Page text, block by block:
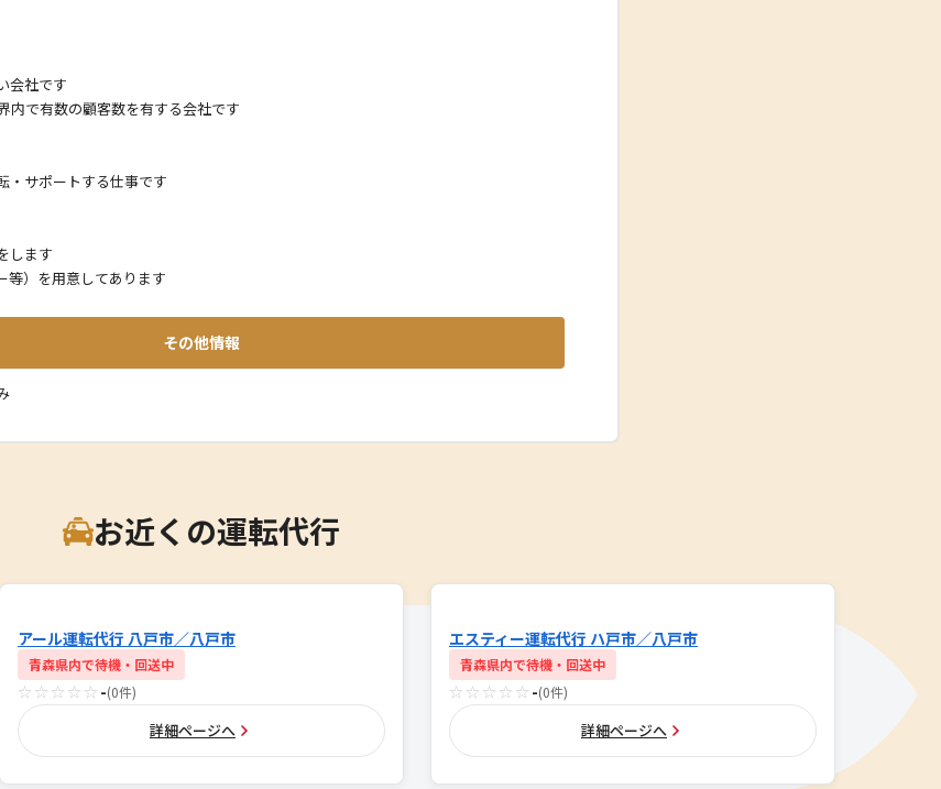
会社です
内で有数の顧客数を有する会社です
・サポートする仕事です
します
等）を用意してあります
その他情報
お近くの運転代行
アール運転代行 八戸市／八戸市
青森県内で待機・回送中
☆☆☆☆☆ -(0件)
詳細ページへ
エスティー運転代行 ハ戸市／八戸市
青森県内で待機・回送中
☆☆☆☆☆ -(0件)
詳細ページへ